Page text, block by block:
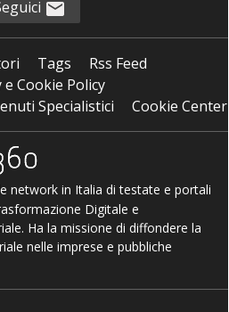
Tags
Rss Feed
e Cookie Policy
Specialistici
Cookie Center
network in Italia di testate e portali
Digitale e
Ha la missione di diffondere la
nelle imprese e pubbliche